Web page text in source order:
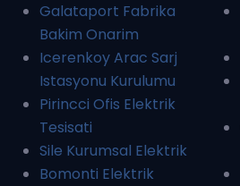
Galataport Fabrika
Bakim Onarim
Icerenkoy Arac Sarj
Istasyonu Kurulumu
Pirincci Ofis Elektrik
Tesisati
Sile Kurumsal Elektrik
Bomonti Elektrik